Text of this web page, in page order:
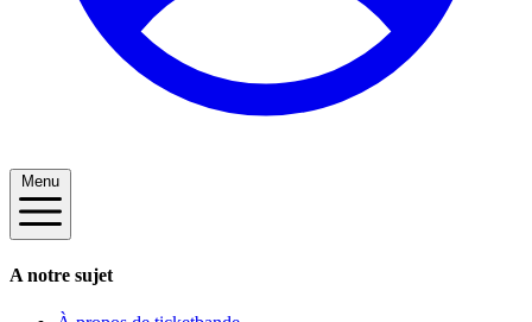
Menu
A notre sujet